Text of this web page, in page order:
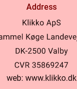
Address
web: www.klikko.dk